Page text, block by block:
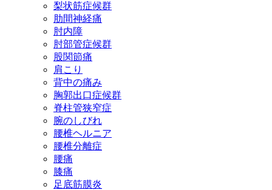
梨状筋症候群
肋間神経痛
肘内障
肘部管症候群
股関節痛
肩こり
背中の痛み
胸郭出口症候群
脊柱管狭窄症
腕のしびれ
腰椎ヘルニア
腰椎分離症
腰痛
膝痛
足底筋膜炎